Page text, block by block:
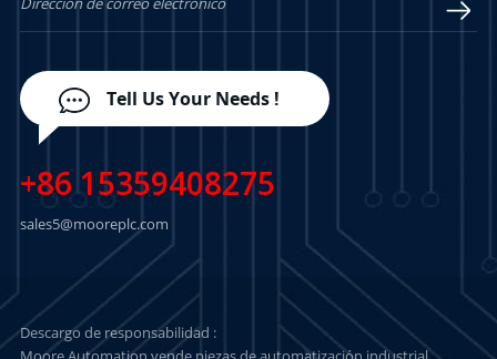
Tell Us Your Needs !
+86 15359408275
sales5@mooreplc.com
Descargo de responsabilidad :